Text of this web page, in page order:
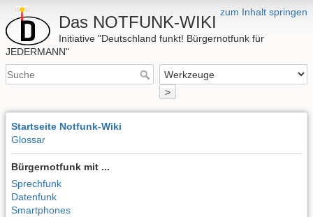
zum Inhalt springen
Das NOTFUNK-WIKI
Initiative "Deutschland funkt! Bürgernotfunk für
JEDERMANN"
>
Startseite Notfunk-Wiki
Glossar
Bürgernotfunk mit ...
Sprechfunk
Datenfunk
Smartphones